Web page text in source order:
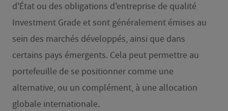
d'État ou des obligations d'entreprise de qualité
Investment Grade et sont généralement émises au
sein des marchés développés, ainsi que dans
certains pays émergents. Cela peut permettre au
portefeuille de se positionner comme une
alternative, ou un complément, à une allocation
globale internationale.